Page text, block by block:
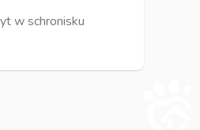
w schronisku